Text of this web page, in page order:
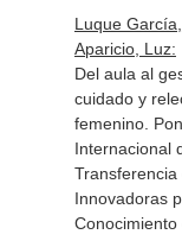
Luque
Aparicio, Luz:
Del aula al
cuidado y
femenino.
Internacional
Innovadoras